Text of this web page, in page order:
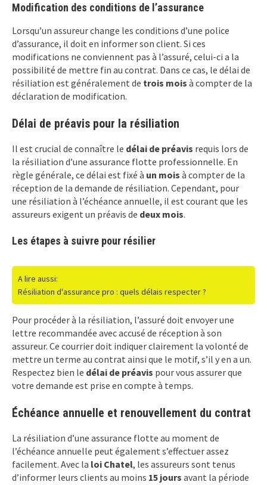
Modification des conditions de l’assurance
Lorsqu’un assureur change les conditions d’une police
d’assurance, il doit en informer son client. Si ces
modifications ne conviennent pas à l’assuré, celui-ci a la
possibilité de mettre fin au contrat. Dans ce cas, le délai de
résiliation est généralement de trois mois à compter de la
déclaration de modification.
Délai de préavis pour la résiliation
Il est crucial de connaître le délai de préavis requis lors de
la résiliation d’une assurance flotte professionnelle. En
règle générale, ce délai est fixé à un mois à compter de la
réception de la demande de résiliation. Cependant, pour
une résiliation à l’échéance annuelle, il est courant que les
assureurs exigent un préavis de deux mois.
Les étapes à suivre pour résilier
A lire aussi:
Résiliation d'assurance pro : quels délais respecter ?
Pour procéder à la résiliation, l’assuré doit envoyer une
lettre recommandée avec accusé de réception à son
assureur. Ce courrier doit indiquer clairement la volonté de
mettre un terme au contrat ainsi que le motif, s’il y en a un.
Respectez bien le délai de préavis pour vous assurer que
votre demande est prise en compte à temps.
Échéance annuelle et renouvellement du contrat
La résiliation d’une assurance flotte au moment de
l’échéance annuelle peut également s’effectuer assez
facilement. Avec la loi Chatel, les assureurs sont tenus
d’informer leurs clients au moins 15 jours avant la période